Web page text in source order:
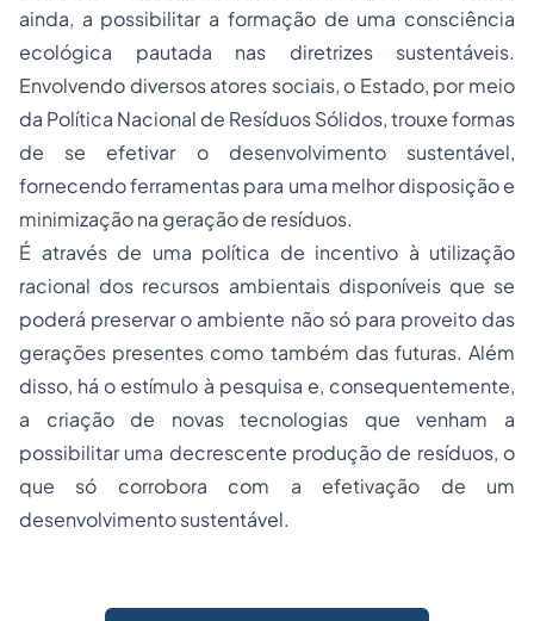
ainda, a possibilitar a formação de uma consciência
ecológica pautada nas diretrizes sustentáveis.
Envolvendo diversos atores sociais, o Estado, por meio
da Política Nacional de Resíduos Sólidos, trouxe formas
de se efetivar o desenvolvimento sustentável,
fornecendo ferramentas para uma melhor disposição e
minimização na geração de resíduos.
É através de uma política de incentivo à utilização
racional dos recursos ambientais disponíveis que se
poderá preservar o ambiente não só para proveito das
gerações presentes como também das futuras. Além
disso, há o estímulo à pesquisa e, consequentemente,
a criação de novas tecnologias que venham a
possibilitar uma decrescente produção de resíduos, o
que só corrobora com a efetivação de um
desenvolvimento sustentável.